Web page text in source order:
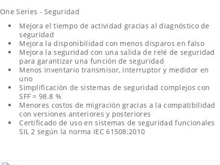
One Series - Seguridad
Mejora el tiempo de actividad gracias al diagnóstico de
seguridad
Mejora la disponibilidad con menos disparos en falso
Mejora la seguridad con una salida de relé de seguridad
para garantizar una función de seguridad
Menos inventario transmisor, interruptor y medidor en
uno
Simplificación de sistemas de seguridad complejos con
SFF = 98.8 %
Menores costos de migración gracias a la compatibilidad
con versiones anteriores y posteriores
Certificado de uso en sistemas de seguridad funcionales
SIL 2 según la norma IEC 61508:2010